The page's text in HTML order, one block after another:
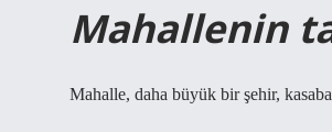
Mahallenin
Mahalle, daha büyük bir şehir,